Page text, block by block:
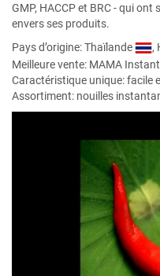
GMP, HACCP et BRC - qui
envers ses produits.
Pays d’origine: Thaïlande
,
Meilleure vente: MAMA
Caractéristique unique: facile
Assortiment: nouilles